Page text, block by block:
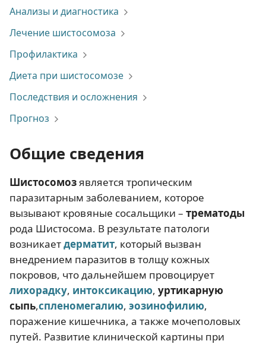
Анализы и диагностика
Лечение шистосомоза
Профилактика
Диета при шистосомозе
Последствия и осложнения
Прогноз
Общие сведения
Шистосомозявляется тропическим
паразитарным заболеванием, которое
вызывают кровяные сосальщики – трематоды
рода Шистосома. В результате патологи
возникаетдерматит, который вызван
внедрением паразитов в толщу кожных
покровов, что дальнейшем провоцирует
лихорадку, интоксикацию, уртикарную
сыпь,спленомегалию, эозинофилию,
поражение кишечника, а также мочеполовых
путей. Развитие клинической картины при